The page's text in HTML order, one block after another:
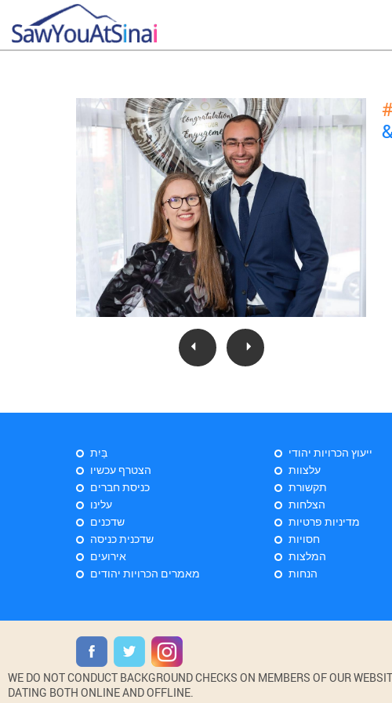
בַּיִת
הצטרף עכשיו
כניסת חברים
עלינו
שדכנים
שדכנית כניסה
אירועים
מאמרים הכרויות יהודים
ייעוץ הכרויות יהודי
עלצוות
תקשורת
הצלחות
מדיניות פרטיות
חסויות
המלצות
הנחות
WE DO NOT CONDUCT BACKGROUND CHECKS ON MEMBERS OF OUR
DATING BOTH ONLINE AND OFFLINE.